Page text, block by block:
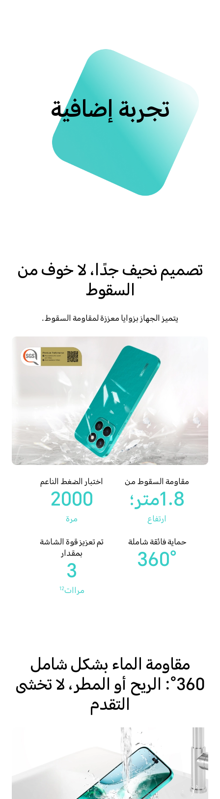
تجربة إضافية
تصميم نحيف جدًا، لا خوف من
السقوط
يتميز الجهاز بزوايا معززة لمقاومة السقوط.
مقاومة السقوط من
1.8متر؛
ارتفاع
اختبار الضغط الناعم
2000
مرة
حماية فائقة شاملة
360°
تم تعزيز قوة الشاشة
بمقدار
3
مراات12
مقاومة الماء بشكل شامل
360°: الريح أو المطر، لا تخشى
التقدم